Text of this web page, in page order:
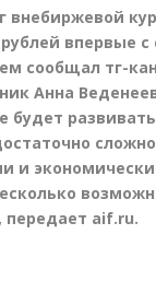
внебиржевой
впервые с
сообщал тг-
Анна
будет
и
передает aif.ru.